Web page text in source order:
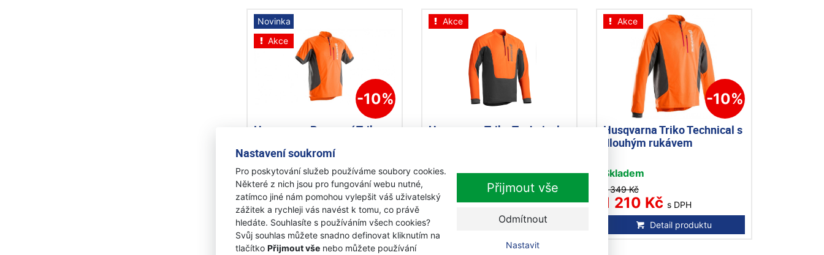
Nastavení soukromí
Pro poskytování služeb používáme soubory cookies.
Některé z nich jsou pro fungování webu nutné,
zatímco jiné nám pomohou vylepšit váš uživatelský
zážitek a rychleji vás navést k tomu, co právě
hledáte. Souhlasíte s používáním všech cookies?
Svůj souhlas můžete snadno definovat kliknutím na
tlačítko Přijmout vše nebo můžete používání
Přijmout vše
Odmítnout
Nastavit
Novinka
Akce
-10%
Husqvarna Pracovní Triko
rukávem
Na objednávku
1 150 Kč
1 030 Kč
s DPH
Detail produktu
Akce
Husqvarna Triko Technical s
Skladem
1 449 Kč s DPH
Přidat k nákupu
Akce
-10%
Husqvarna Triko Technical s
dlouhým rukávem
Skladem
1 349 Kč
1 210 Kč s DPH
Detail produktu